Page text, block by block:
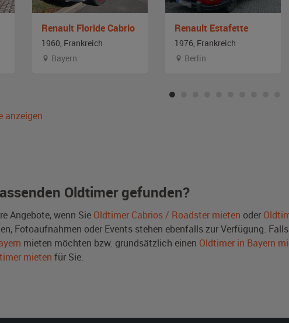
Renault Floride Cabrio
1960, Frankreich
Bayern
Renault Estafette
1976, Frankreich
Berlin
anzeigen
Oldtimer gefunden?
Angebote, wenn Sie Oldtimer Cabrios / Roadster mieten oder
Fotoaufnahmen oder Events stehen ebenfalls zur Verfügung.
mieten möchten bzw. grundsätzlich einen Oldtimer in Bayern
mieten für Sie.